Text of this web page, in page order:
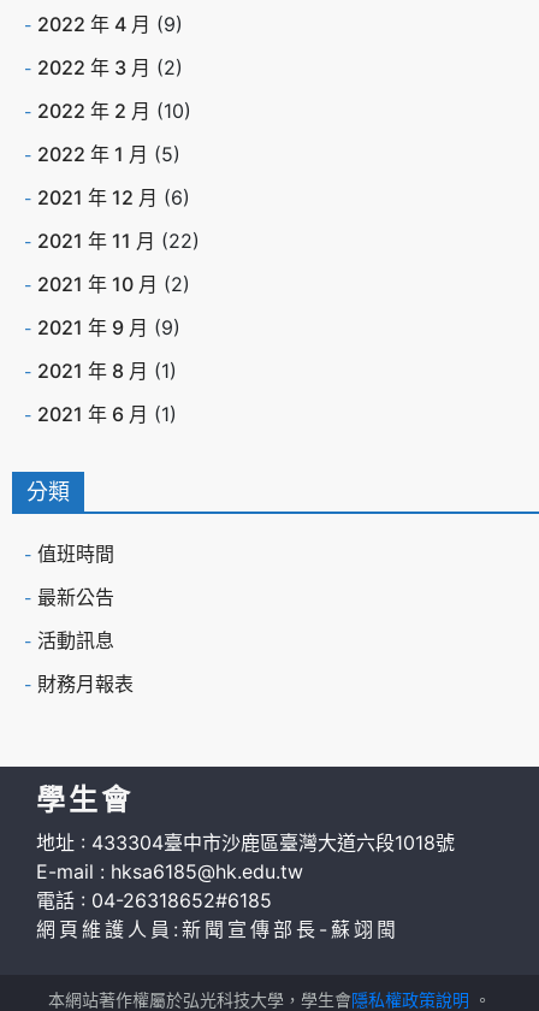
2022 年 4 月 (9)
2022 年 3 月 (2)
2022 年 2 月 (10)
2022 年 1 月 (5)
2021 年 12 月 (6)
2021 年 11 月 (22)
2021 年 10 月 (2)
2021 年 9 月 (9)
2021 年 8 月 (1)
2021 年 6 月 (1)
分類
值班時間
最新公告
活動訊息
財務月報表
學生會
地址 : 433304臺中市沙鹿區臺灣大道六段1018號
E-mail : hksa6185@hk.edu.tw
電話 : 04-26318652#6185
網頁維護人員:新聞宣傳部長-蘇翊閩
本網站著作權屬於弘光科技大學，學生會隱私權政策說明 。